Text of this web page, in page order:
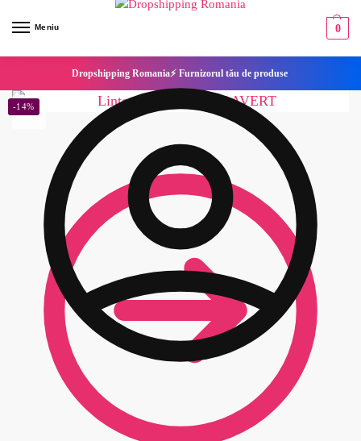
Meniu 0
Dropshipping Romania⚡ Furnizorul tău de produse
-14%